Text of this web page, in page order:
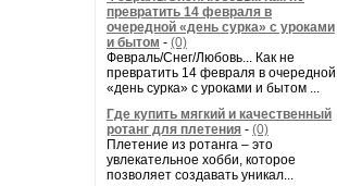
превратить 14 февраля в
очередной «день сурка» с уроками
и бытом - (0)
Февраль/Снег/Любовь... Как не
превратить 14 февраля в очередной
«день сурка» с уроками и бытом ...
Где купить мягкий и качественный
ротанг для плетения - (0)
Плетение из ротанга – это
увлекательное хобби, которое
позволяет создавать уникал...